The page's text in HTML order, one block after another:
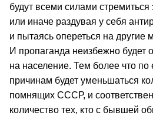
будут всеми силами стремиться
или иначе раздувая у себя
и пытаясь опереться на
И пропаганда неизбежно будет
на население. Тем более что по
причинам будет уменьшаться
помнящих СССР, и
количество тех, кто с бывшей